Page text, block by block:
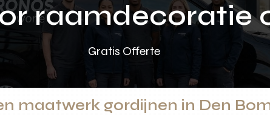
raamdecoratie
Gratis Offerte
maatwerk gordijnen in Den